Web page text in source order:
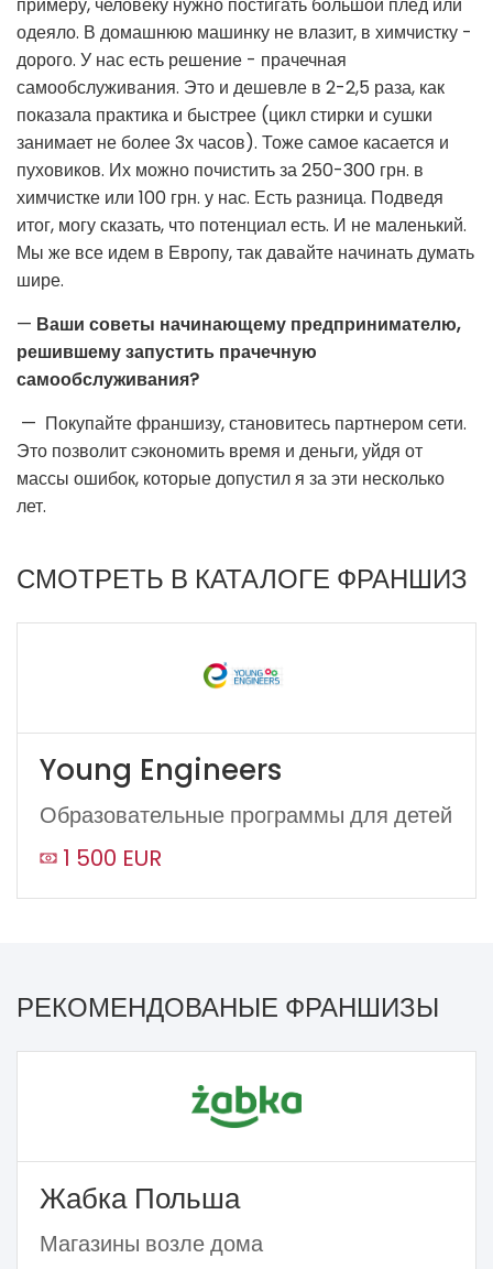
одеяло. В домашнюю машинку не влазит, в химчистку -
дорого. У нас есть решение - прачечная
самообслуживания. Это и дешевле в 2-2,5 раза, как
показала практика и быстрее (цикл стирки и сушки
занимает не более 3х часов). Тоже самое касается и
пуховиков. Их можно почистить за 250-300 грн. в
химчистке или 100 грн. у нас. Есть разница. Подведя
итог, могу сказать, что потенциал есть. И не маленький.
Мы же все идем в Европу, так давайте начинать думать
шире.
— Ваши советы начинающему предпринимателю,
решившему запустить прачечную
самообслуживания?
— Покупайте франшизу, становитесь партнером сети.
Это позволит сэкономить время и деньги, уйдя от
массы ошибок, которые допустил я за эти несколько
лет.
СМОТРЕТЬ В КАТАЛОГЕ ФРАНШИЗ
Young Engineers
Образовательные программы для детей
1 500 EUR
РЕКОМЕНДОВАНЫЕ ФРАНШИЗЫ
Жабка Польша
Магазины возле дома